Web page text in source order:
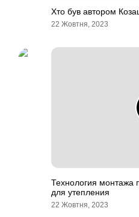
Хто був автором
22 Жовтня, 2023
Технология монтажа
для утепления
22 Жовтня, 2023